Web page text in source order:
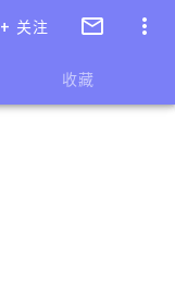
+ 关注
收藏